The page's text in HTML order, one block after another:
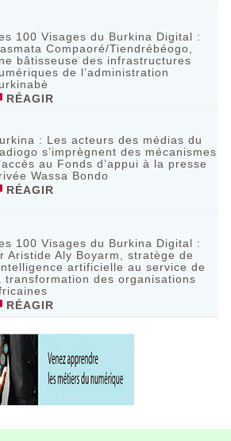
100 Visages du Burkina Digital :
Compaoré/Tiendrébéogo,
bâtisseuse des infrastructures
de l’administration
RÉAGIR
: Les acteurs des médias du
s’imprègnent des mécanismes
au Fonds d’appui à la presse
Wassa Bondo
RÉAGIR
100 Visages du Burkina Digital :
Aristide Aly Boyarm, stratège de
artificielle au service de
transformation des organisations
RÉAGIR